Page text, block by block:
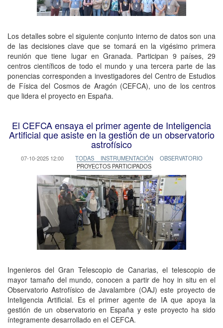
Los detalles sobre el siguiente conjunto interno de datos son una
de las decisiones clave que se tomará en la vigésimo primera
reunión que tiene lugar en Granada. Participan 9 países, 29
centros científicos de todo el mundo y una tercera parte de las
ponencias corresponden a investigadores del Centro de Estudios
de Física del Cosmos de Aragón (CEFCA), uno de los centros
que lidera el proyecto en España.
El CEFCA ensaya el primer agente de Inteligencia
Artificial que asiste en la gestión de un observatorio
astrofísico
07-10-2025 12:00 TODAS INSTRUMENTACIÓN
OBSERVATORIO
PROYECTOS PARTICIPADOS
Ingenieros del Gran Telescopio de Canarias, el telescopio de
mayor tamaño del mundo, conocen a partir de hoy in situ en el
Observatorio Astrofísico de Javalambre (OAJ) este proyecto de
Inteligencia Artificial. Es el primer agente de IA que apoya la
gestión de un observatorio en España y este proyecto ha sido
íntegramente desarrollado en el CEFCA.